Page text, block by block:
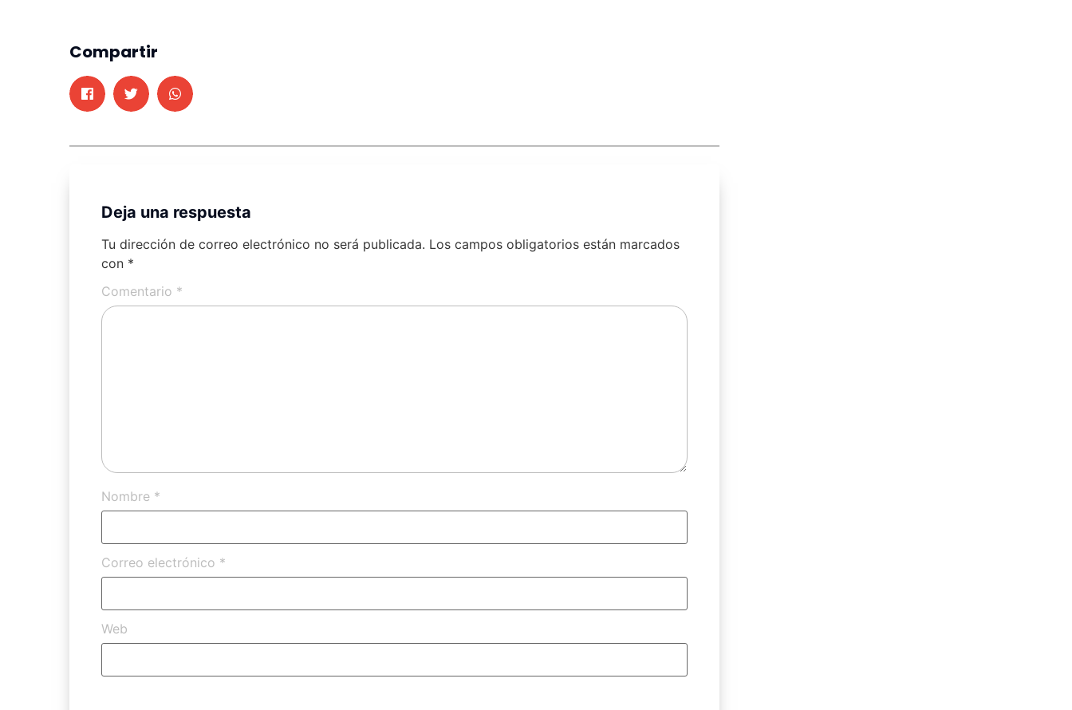
Compartir
Deja una respuesta
Tu dirección de correo electrónico no será publicada. Los campos obligatorios están marcados
con *
Comentario *
Nombre *
Correo electrónico *
Web